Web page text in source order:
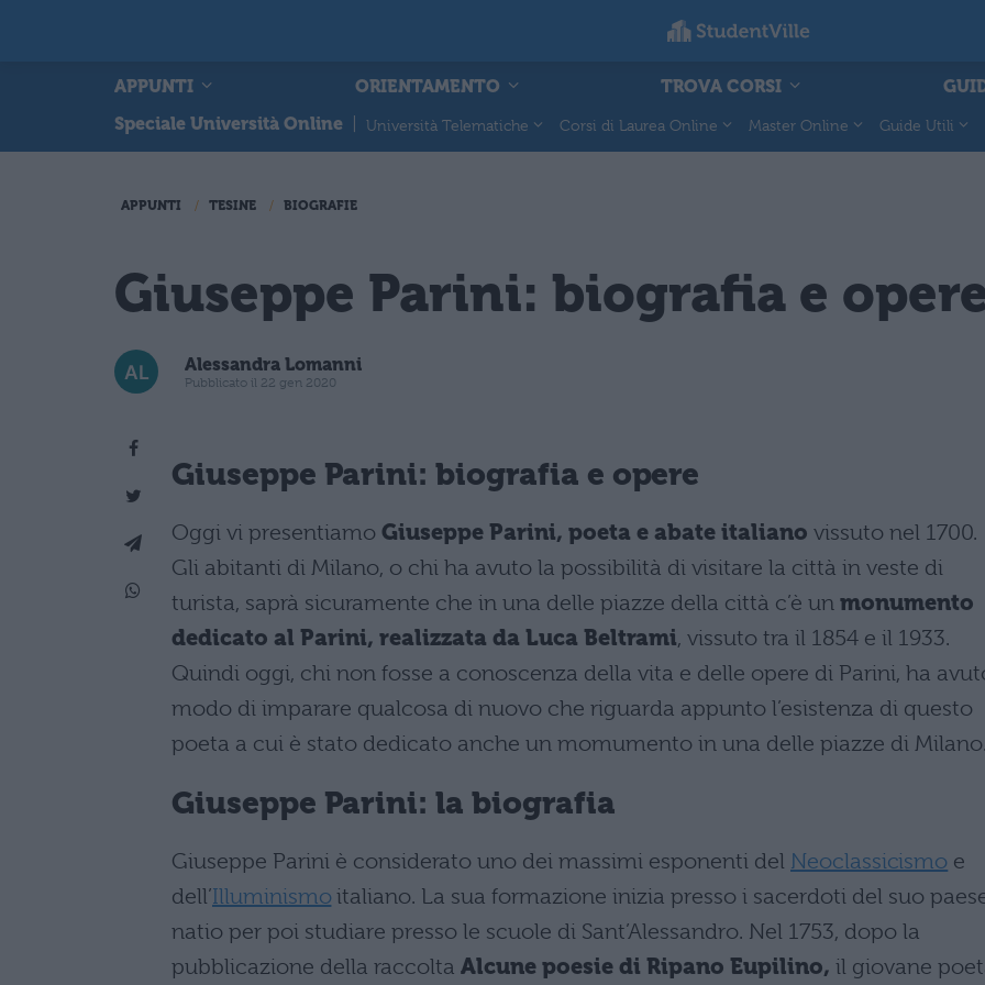
APPUNTI ORIENTAMENTO TROVA CORSI
Speciale Università Online
Università Telematiche Corsi di Laurea Online Master Online Guide Utili
APPUNTI TESINE BIOGRAFIE
Giuseppe Parini: biografia e
Alessandra Lomanni
Pubblicato il 22 gen 2020
Giuseppe Parini: biografia e opere
Oggi vi presentiamo Giuseppe Parini, poeta e abate italiano vissuto nel 1700.
Gli abitanti di Milano, o chi ha avuto la possibilità di visitare la città in veste di
turista, saprà sicuramente che in una delle piazze della città c’è un monumento
dedicato al Parini, realizzata da Luca Beltrami, vissuto tra il 1854 e il 1933.
Quindi oggi, chi non fosse a conoscenza della vita e delle opere di Parini, ha
modo di imparare qualcosa di nuovo che riguarda appunto l’esistenza di questo
poeta a cui è stato dedicato anche un momumento in una delle piazze di Milano.
Giuseppe Parini: la biografia
Giuseppe Parini è considerato uno dei massimi esponenti del Neoclassicismo e
dell’Illuminismo italiano. La sua formazione inizia presso i sacerdoti del suo
natio per poi studiare presso le scuole di Sant’Alessandro. Nel 1753, dopo la
pubblicazione della raccolta Alcune poesie di Ripano Eupilino, il giovane